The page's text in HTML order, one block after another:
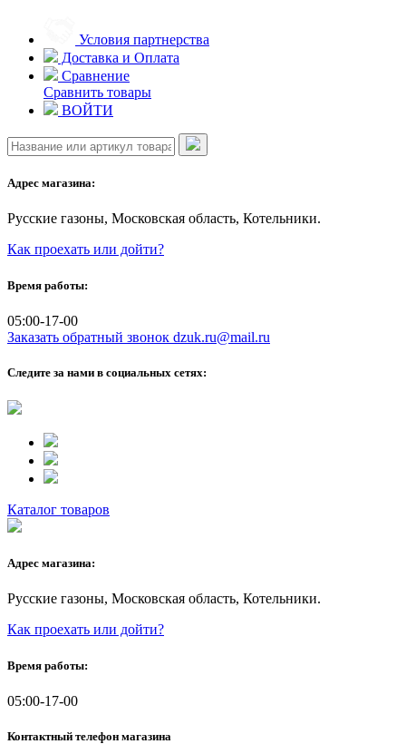
content
Условия партнерства
Доставка и Оплата
Сравнение
Сравнить товары
ВОЙТИ
Адрес магазина:
Русские газоны, Московская область, Котельники.
Как проехать или дойти?
Время работы:
05:00-17-00
Заказать обратный звонок dzuk.ru@mail.ru
Следите за нами в социальных сетях:
Каталог товаров
Адрес магазина:
Русские газоны, Московская область, Котельники.
Как проехать или дойти?
Время работы:
05:00-17-00
Контактный телефон магазина